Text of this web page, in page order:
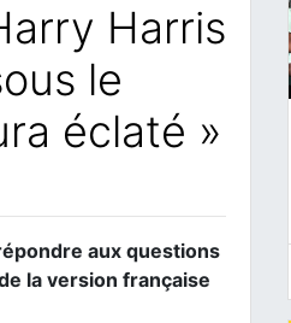
Harris
le
éclaté »
aux questions
la version française